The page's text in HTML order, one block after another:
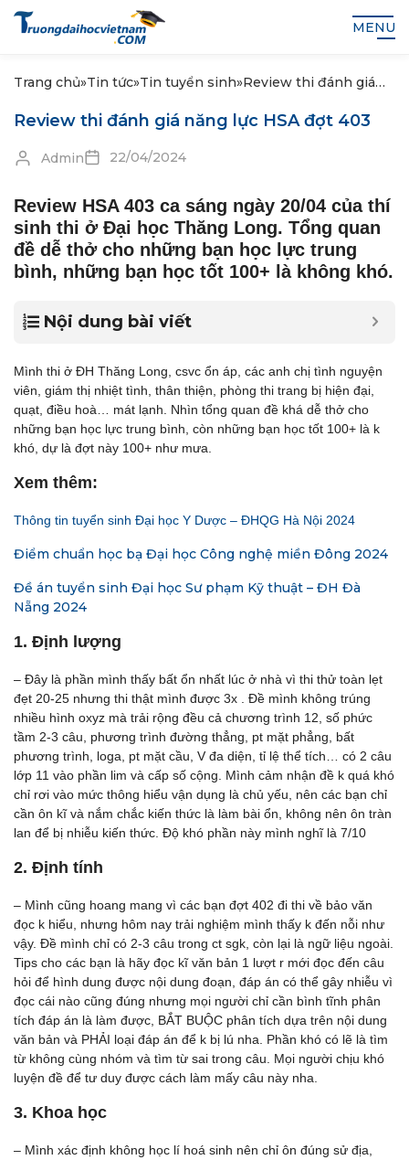
MENU
Trang chủ»Tin tức»Tin tuyển sinh»Review thi đánh giá
Review thi đánh giá năng lực HSA đợt 403
Admin 22/04/2024
Review HSA 403 ca sáng ngày 20/04 của thí
sinh thi ở Đại học Thăng Long. Tổng quan
đề dễ thở cho những bạn học lực trung
bình, những bạn học tốt 100+ là không khó.
Nội dung bài viết
Mình thi ở ĐH Thăng Long, csvc ổn áp, các anh chị tình nguyện
viên, giám thị nhiệt tình, thân thiện, phòng thi trang bị hiện đại,
quạt, điều hoà… mát lạnh. Nhìn tổng quan đề khá dễ thở cho
những bạn học lực trung bình, còn những bạn học tốt 100+ là k
khó, dự là đợt này 100+ như mưa.
Xem thêm:
Thông tin tuyển sinh Đại học Y Dược – ĐHQG Hà Nội 2024
Điểm chuẩn học bạ Đại học Công nghệ miền Đông 2024
Đề án tuyển sinh Đại học Sư phạm Kỹ thuật – ĐH Đà
Nẵng 2024
1. Định lượng
– Đây là phần mình thấy bất ổn nhất lúc ở nhà vì thi thử toàn lẹt
đẹt 20-25 nhưng thi thật mình được 3x . Đề mình không trúng
nhiều hình oxyz mà trải rộng đều cả chương trình 12, số phức
tầm 2-3 câu, phương trình đường thẳng, pt mặt phẳng, bất
phương trình, loga, pt mặt cầu, V đa diện, tỉ lệ thể tích… có 2 câu
lớp 11 vào phần lim và cấp số cộng. Mình cảm nhận đề k quá khó
chỉ rơi vào mức thông hiểu vận dụng là chủ yếu, nên các bạn chỉ
cần ôn kĩ và nắm chắc kiến thức là làm bài ổn, không nên ôn tràn
lan để bị nhiễu kiến thức. Độ khó phần này mình nghĩ là 7/10
2. Định tính
– Mình cũng hoang mang vì các bạn đợt 402 đi thi về bảo văn
đọc k hiểu, nhưng hôm nay trải nghiệm mình thấy k đến nỗi như
vậy. Đề mình chỉ có 2-3 câu trong ct sgk, còn lại là ngữ liệu ngoài.
Tips cho các bạn là hãy đọc kĩ văn bản 1 lượt r mới đọc đến câu
hỏi để hình dung được nội dung đoạn, đáp án có thể gây nhiễu vì
đọc cái nào cũng đúng nhưng mọi người chỉ cần bình tĩnh phân
tích đáp án là làm được, BẮT BUỘC phân tích dựa trên nội dung
văn bản và PHẢI loại đáp án để k bị lú nha. Phần khó có lẽ là tìm
từ không cùng nhóm và tìm từ sai trong câu. Mọi người chịu khó
luyện đề để tư duy được cách làm mấy câu này nha.
3. Khoa học
– Mình xác định không học lí hoá sinh nên chỉ ôn đúng sử địa,